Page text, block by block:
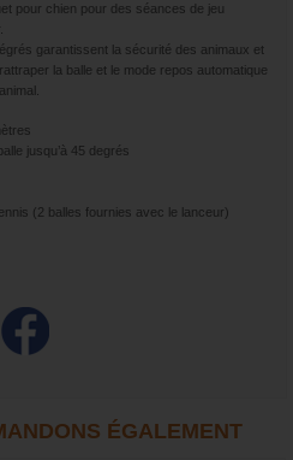
pour chien pour des séances de jeu
garantissent la sécurité des animaux et
la balle et le mode repos automatique
jusqu’à 45 degrés
(2 balles fournies avec le lanceur)
ÉGALEMENT